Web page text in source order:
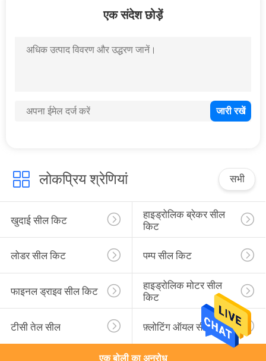
केंद्र संयुक्त सील किट
73
खुदाई इंजन भागों
एक संदेश छोड़ें
लोकप्रिय श्रेणियां सभी
खुदाई सील किट
हाइड्रोलिक ब्रेकर सील
किट
लोडर सील किट पम्प सील किट
फाइनल ड्राइव सील किट
हाइड्रोलिक मोटर सील
किट
टीसी तेल सील फ़्लोटिंग ऑयल सील
एक बोली का अनुरोध